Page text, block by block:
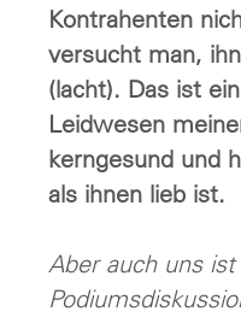
Kontrahenten
versucht man,
(lacht). Das ist
Leidwesen
kerngesund und
als ihnen lieb ist.
Aber auch uns